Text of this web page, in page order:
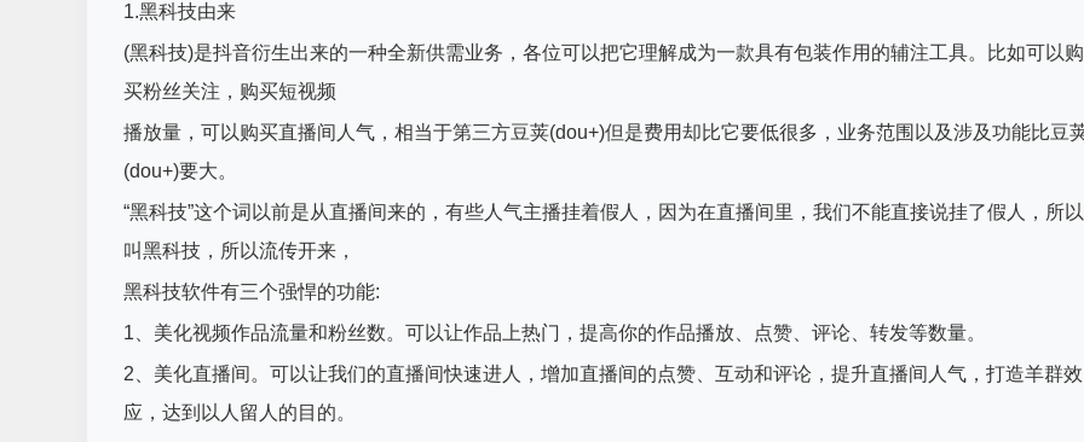
1.黑科技由来
(黑科技)是抖音衍生出来的一种全新供需业务，各位可以把它理解成为一款具有包装作用的辅注工具。比如可以购
买粉丝关注，购买短视频
播放量，可以购买直播间人气，相当于第三方豆荚(dou+)但是费用却比它要低很多，业务范围以及涉及功能比豆
(dou+)要大。
“黑科技”这个词以前是从直播间来的，有些人气主播挂着假人，因为在直播间里，我们不能直接说挂了假人，所以
叫黑科技，所以流传开来，
黑科技软件有三个强悍的功能:
1、美化视频作品流量和粉丝数。可以让作品上热门，提高你的作品播放、点赞、评论、转发等数量。
2、美化直播间。可以让我们的直播间快速进人，增加直播间的点赞、互动和评论，提升直播间人气，打造羊群效
应，达到以人留人的目的。